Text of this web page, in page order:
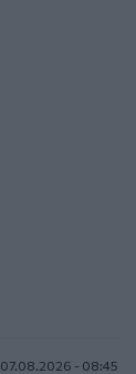
07.08.2026 - 08:45